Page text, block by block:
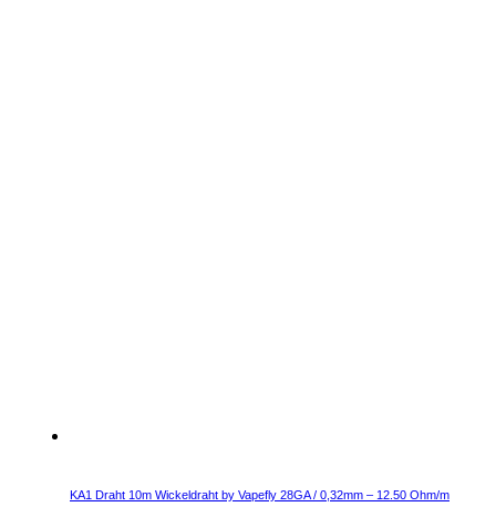
KA1 Draht 10m Wickeldraht by Vapefly 28GA / 0,32mm – 12.50 Ohm/m